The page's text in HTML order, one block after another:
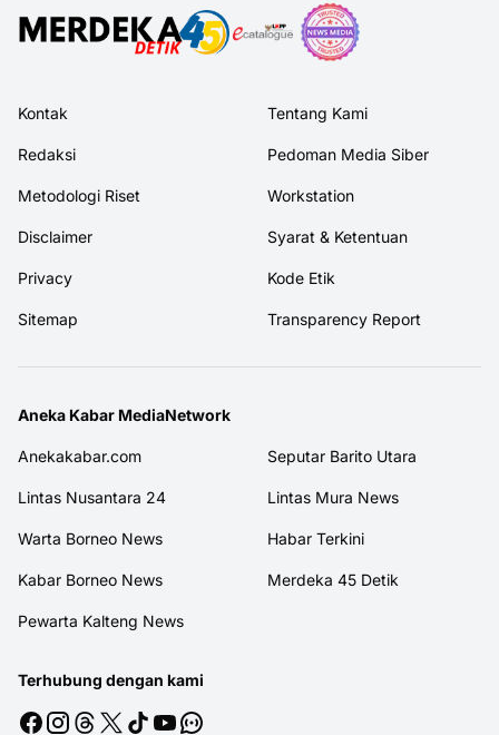
Kontak Tentang Kami
Redaksi Pedoman Media Siber
Metodologi Riset Workstation
Disclaimer Syarat & Ketentuan
Privacy Kode Etik
Sitemap Transparency Report
Aneka Kabar MediaNetwork
Anekakabar.com Seputar Barito Utara
Lintas Nusantara 24 Lintas Mura News
Warta Borneo News Habar Terkini
Kabar Borneo News Merdeka 45 Detik
Pewarta Kalteng News
Terhubung dengan kami